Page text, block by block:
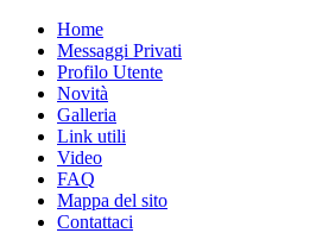
Home
Messaggi Privati
Profilo Utente
Novità
Galleria
Link utili
Video
FAQ
Mappa del sito
Contattaci